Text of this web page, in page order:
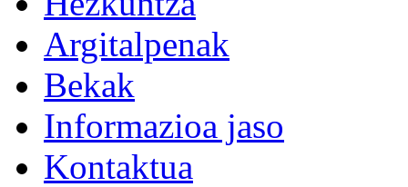
Argitalpenak
Bekak
Informazioa jaso
Kontaktua